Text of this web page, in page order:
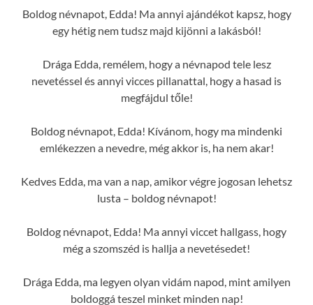
Boldog névnapot, Edda! Ma annyi ajándékot kapsz, hogy
egy hétig nem tudsz majd kijönni a lakásból!
Drága Edda, remélem, hogy a névnapod tele lesz
nevetéssel és annyi vicces pillanattal, hogy a hasad is
megfájdul tőle!
Boldog névnapot, Edda! Kívánom, hogy ma mindenki
emlékezzen a nevedre, még akkor is, ha nem akar!
Kedves Edda, ma van a nap, amikor végre jogosan lehetsz
lusta – boldog névnapot!
Boldog névnapot, Edda! Ma annyi viccet hallgass, hogy
még a szomszéd is hallja a nevetésedet!
Drága Edda, ma legyen olyan vidám napod, mint amilyen
boldoggá teszel minket minden nap!